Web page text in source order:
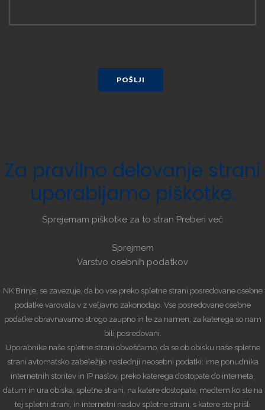
POŠLJI
Za pravilno delovanje strani
uporabljamo piškotke.
Sprejemam piškotke za to stran Preberi več
Sprejmem
Varstvo osebnih podatkov
NK Brinje, se zavezuje, da bo vse preko spletne strani posredovane osebne
podatke varovala v z veljavno zakonodajo. Vse posredovane osebne
podatke obravnavamo strogo zaupno in le za namen, za katerega so nam
bili posredovani.
Uporabnike naše spletne strani obveščamo, da se ob obisku naše spletne
strani avtomatsko zabeležijo naslednji neosebni podatki: ime ponudnika
internetnih storitev in IP naslov, preko katerega dostopate do interneta,
datum in ura obiska, spletne strani, na katere dostopate, medtem ko ste na
tej spletni strani, in internetni naslov spletne strani, s katere ste prišli